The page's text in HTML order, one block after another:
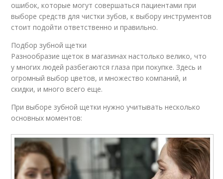
ошибок, которые могут совершаться пациентами при
выборе средств для чистки зубов, к выбору инструментов
стоит подойти ответственно и правильно.
Подбор зубной щетки
Разнообразие щеток в магазинах настолько велико, что
у многих людей разбегаются глаза при покупке. Здесь и
огромный выбор цветов, и множество компаний, и
скидки, и много всего еще.
При выборе зубной щетки нужно учитывать несколько
основных моментов: